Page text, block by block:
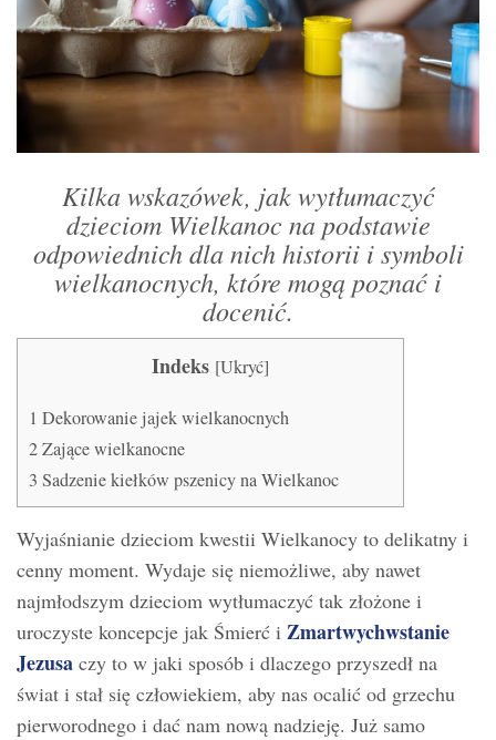
Kilka wskazówek, jak wytłumaczyć
dzieciom Wielkanoc na podstawie
odpowiednich dla nich historii i symboli
wielkanocnych, które mogą poznać i
docenić.
Indeks [Ukryć]
1 Dekorowanie jajek wielkanocnych
2Zające wielkanocne
3 Sadzenie kiełków pszenicy na Wielkanoc
Wyjaśnianie dzieciom kwestii Wielkanocy to delikatny i
cenny moment. Wydaje się niemożliwe, aby nawet
najmłodszym dzieciom wytłumaczyć tak złożone i
uroczyste koncepcje jak Śmierć i Zmartwychwstanie
Jezusa czy to w jaki sposób i dlaczego przyszedł na
świat i stał się człowiekiem, aby nas ocalić od grzechu
pierworodnego i dać nam nową nadzieję. Już samo